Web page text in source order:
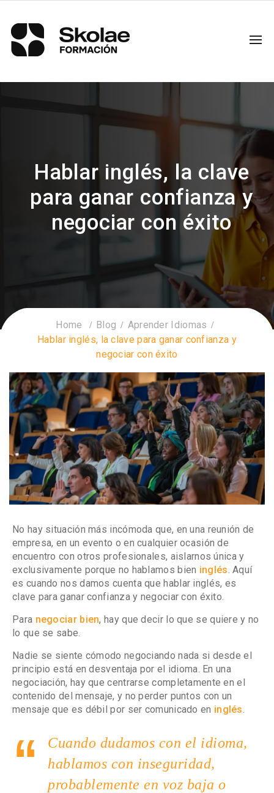
Hablar inglés, la clave
para ganar confianza y
negociar con éxito
Home Blog
Aprender Idiomas
Hablar inglés, la clave para ganar confianza y
negociar con éxito
No hay situación más incómoda que, en una reunión de
empresa, en un evento o en cualquier ocasión de
encuentro con otros profesionales, aislarnos única y
exclusivamente porque no hablamos bien inglés. Aquí
es cuando nos damos cuenta que hablar inglés, es
clave para ganar confianza y negociar con éxito.
Para negociar bien, hay que decir lo que se quiere y no
lo que se sabe.
Nadie se siente cómodo negociando nada si desde el
principio está en desventaja por el idioma. En una
negociación, hay que centrarse completamente en el
contenido del mensaje, y no perder puntos con un
mensaje que es débil por ser comunicado en inglés.
Cuando dudamos con el idioma,
hablamos con inseguridad,
probablemente en voz baja o